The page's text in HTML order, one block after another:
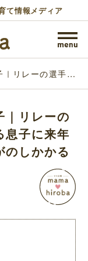
て情報メディア
｜リレーの選手に
｜リレーの
息子に来年
のしかかる